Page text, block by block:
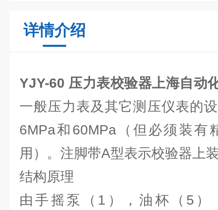
详情介绍
YJY-60 压力表校验器上海自动
一般压力表及其它测压仪表的
6MPa和60MPa（但必须装有
用）。注脚带A型表示校验器上
结构原理
由手摇泵（1），油杯（5）